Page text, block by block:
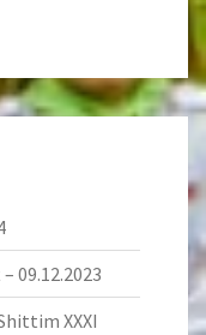
09.12.2023
XXXI